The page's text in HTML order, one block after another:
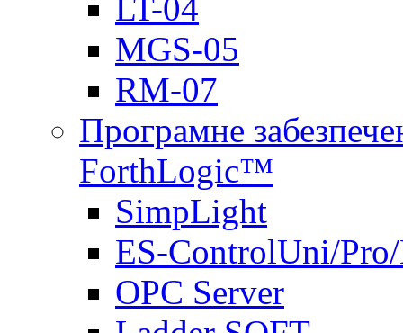
LT-04
МGS-05
RM-07
Програмне
ForthLogic™
SimpLight
ES-ControlUni/
OPC Server